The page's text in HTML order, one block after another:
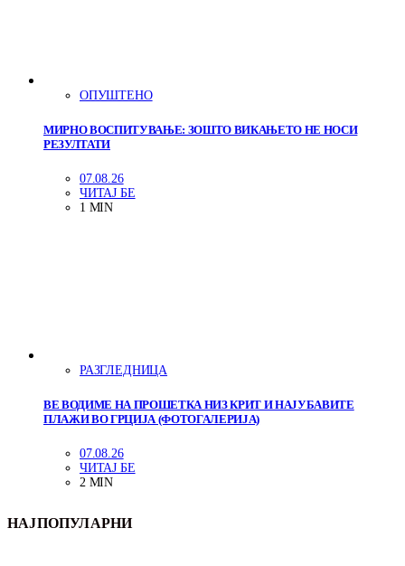
ОПУШТЕНО
МИРНО ВОСПИТУВАЊЕ: ЗОШТО ВИКАЊЕТО НЕ НОСИ
РЕЗУЛТАТИ
07.08.26
ЧИТАЈ БЕ
1 MIN
РАЗГЛЕДНИЦА
ВЕ ВОДИМЕ НА ПРОШЕТКА НИЗ КРИТ И НАЈУБАВИТЕ
ПЛАЖИ ВО ГРЦИЈА (ФОТОГАЛЕРИЈА)
07.08.26
ЧИТАЈ БЕ
2 MIN
НАЈПОПУЛАРНИ